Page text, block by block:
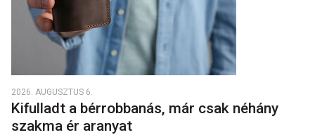
2026. AUGUSZTUS 6.
Kifulladt a bérrobbanás, már csak néhány
szakma ér aranyat